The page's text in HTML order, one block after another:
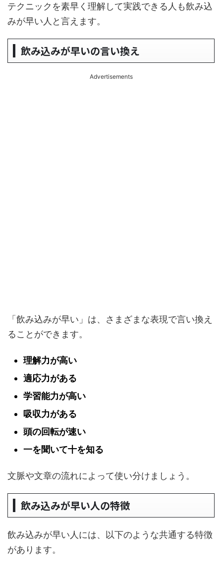
テクニックを素早く理解して実践できる人も飲み込
みが早い人と言えます。
飲み込みが早いの言い換え
Advertisements
「飲み込みが早い」は、さまざまな表現で言い換え
ることができます。
理解力が高い
適応力がある
学習能力が高い
吸収力がある
頭の回転が速い
一を聞いて十を知る
文脈や文章の流れによって使い分けましょう。
飲み込みが早い人の特徴
飲み込みが早い人には、以下のような共通する特徴
があります。